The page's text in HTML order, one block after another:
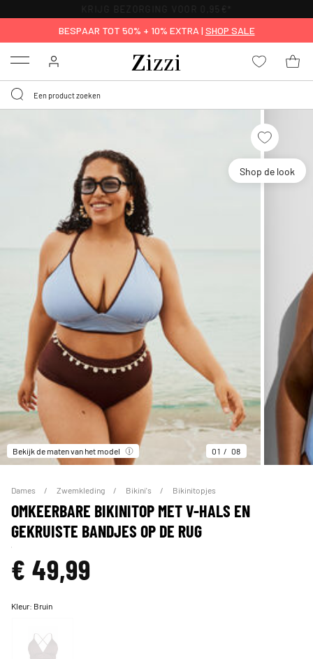
KRIJG BEZORGING VOOR 0,95€*
BESPAAR TOT 50% + 10% EXTRA | SHOP SALE
Menu
Shop de look
Bekijk de maten van het model 01 08
Dames Zwemkleding Bikini's Bikinitopjes
OMKEERBARE BIKINITOP MET V-HALS EN
GEKRUISTE BANDJES OP DE RUG
€ 49,99
Kleur: Bruin